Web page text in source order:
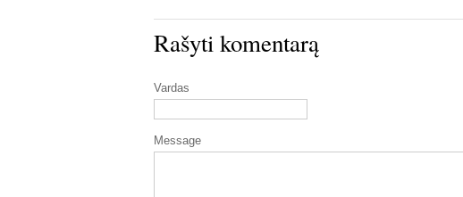
Rašyti komentarą
Vardas
Message